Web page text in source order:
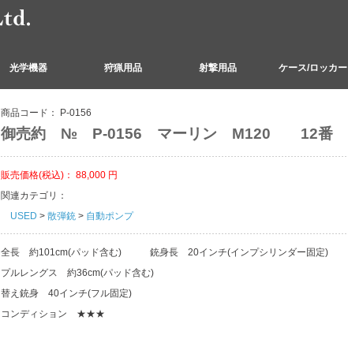
光学機器 狩猟用品 射撃用品 ケース/ロッカー
商品コード： P-0156
御売約 № P-0156 マーリン M120 12番
販売価格(税込)： 88,000 円
関連カテゴリ：
USED > 散弾銃 > 自動ポンプ
全長 約101cm(パッド含む) 銃身長 20インチ(インプシリンダー固定)
プルレングス 約36cm(パッド含む)
替え銃身 40インチ(フル固定)
コンディション ★★★